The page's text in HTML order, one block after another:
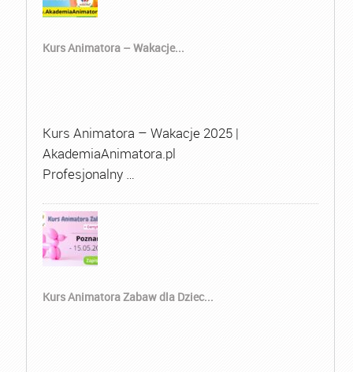
Kurs Animatora – Wakacje...
Kurs Animatora – Wakacje 2025 |
AkademiaAnimatora.pl
Profesjonalny …
Kurs Animatora Zabaw dla Dziec...